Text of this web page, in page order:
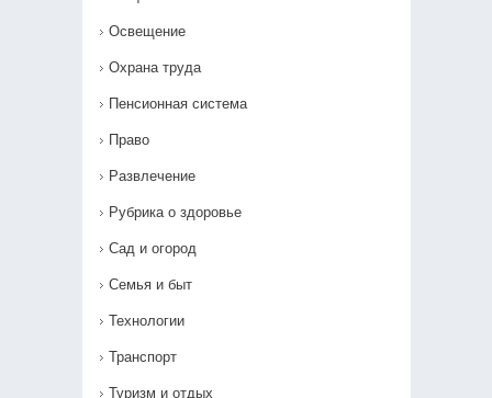
Освещение
Охрана труда
Пенсионная система
Право
Развлечение
Рубрика о здоровье
Сад и огород
Семья и быт
Технологии
Транспорт
Туризм и отдых